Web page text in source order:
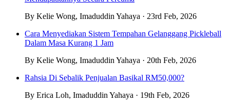
By Kelie Wong, Imaduddin Yahaya · 23rd Feb, 2026
Cara Menyediakan Sistem Tempahan Gelanggang Pickleball
Dalam Masa Kurang 1 Jam
By Kelie Wong, Imaduddin Yahaya · 20th Feb, 2026
Rahsia Di Sebalik Penjualan Basikal RM50,000?
By Erica Loh, Imaduddin Yahaya · 19th Feb, 2026